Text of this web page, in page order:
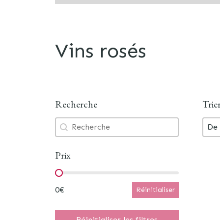
Vins rosés
Recherche
Recherche
Recherche
Prix
Prix
0€ Réinitialiser
De